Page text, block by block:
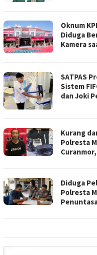
Oknum
Diduga
Kamera
SATPAS
Sistem
dan Joki
Kurang
Polresta
Diduga
Polresta